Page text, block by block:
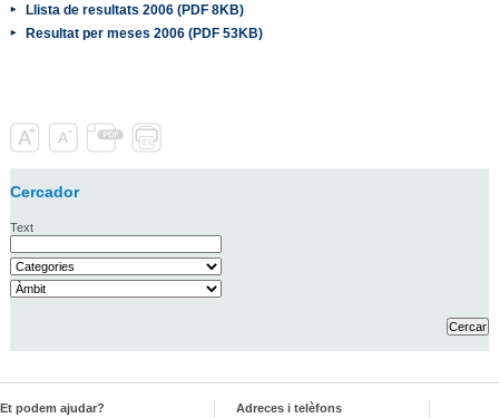
Llista de resultats 2006 (PDF 8KB)
Resultat per meses 2006 (PDF 53KB)
Cercador
Text
Et podem ajudar?
Adreces i telèfons